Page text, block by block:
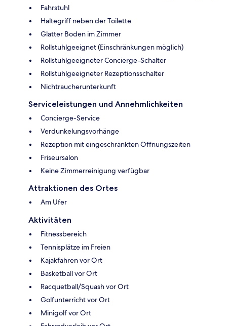
Fahrstuhl
Haltegriff neben der Toilette
Glatter Boden im Zimmer
Rollstuhlgeeignet (Einschränkungen möglich)
Rollstuhlgeeigneter Concierge-Schalter
Rollstuhlgeeigneter Rezeptionsschalter
Nichtraucherunterkunft
Serviceleistungen und Annehmlichkeiten
Concierge-Service
Verdunkelungsvorhänge
Rezeption mit eingeschränkten Öffnungszeiten
Friseursalon
Keine Zimmerreinigung verfügbar
Attraktionen des Ortes
Am Ufer
Aktivitäten
Fitnessbereich
Tennisplätze im Freien
Kajakfahren vor Ort
Basketball vor Ort
Racquetball/Squash vor Ort
Golfunterricht vor Ort
Minigolf vor Ort